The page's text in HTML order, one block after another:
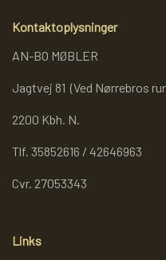
REOLER/
Kontaktoplysninger
AN-BO MØBLER
Jagtvej 81 (Ved Nørrebros
2200 Kbh. N.
Tlf. 35852616 / 42646963
Cvr. 27053343
Links